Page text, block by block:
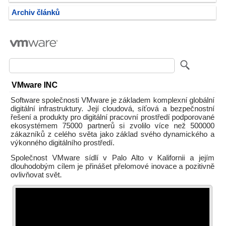
Archiv článků
VMware INC
Software společnosti VMware je základem komplexní globální
digitální infrastruktury. Její cloudová, síťová a bezpečnostní
řešení a produkty pro digitální pracovní prostředí podporované
ekosystémem 75000 partnerů si zvolilo více než 500000
zákazníků z celého světa jako základ svého dynamického a
výkonného digitálního prostředí.
Společnost VMware sídlí v Palo Alto v Kalifornii a jejím
dlouhodobým cílem je přinášet přelomové inovace a pozitivně
ovlivňovat svět.